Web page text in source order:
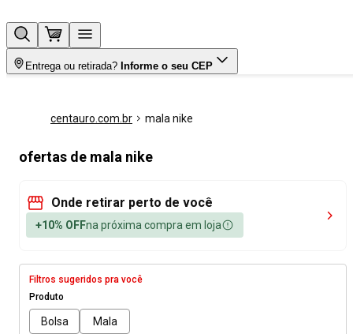
Entrega ou retirada? Informe o seu CEP
centauro.com.br mala nike
ofertas de mala nike
Onde retirar perto de você
+10% OFFna próxima compra em loja
Filtros sugeridos pra você
Produto
Bolsa Mala